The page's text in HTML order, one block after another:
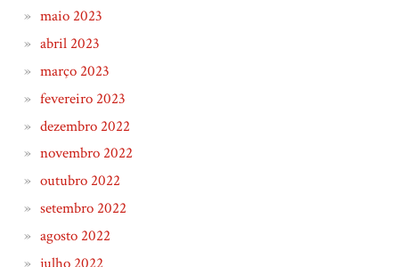
maio 2023
abril 2023
março 2023
fevereiro 2023
dezembro 2022
novembro 2022
outubro 2022
setembro 2022
agosto 2022